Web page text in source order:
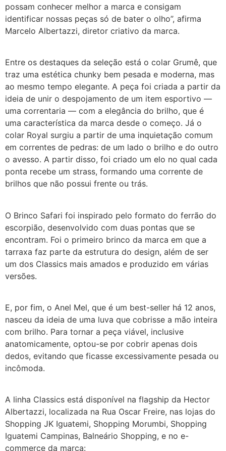
possam conhecer melhor a marca e consigam
identificar nossas peças só de bater o olho”, afirma
Marcelo Albertazzi, diretor criativo da marca.
Entre os destaques da seleção está o colar Grumê, que
traz uma estética chunky bem pesada e moderna, mas
ao mesmo tempo elegante. A peça foi criada a partir da
ideia de unir o despojamento de um item esportivo —
uma correntaria — com a elegância do brilho, que é
uma característica da marca desde o começo. Já o
colar Royal surgiu a partir de uma inquietação comum
em correntes de pedras: de um lado o brilho e do outro
o avesso. A partir disso, foi criado um elo no qual cada
ponta recebe um strass, formando uma corrente de
brilhos que não possui frente ou trás.
O Brinco Safari foi inspirado pelo formato do ferrão do
escorpião, desenvolvido com duas pontas que se
encontram. Foi o primeiro brinco da marca em que a
tarraxa faz parte da estrutura do design, além de ser
um dos Classics mais amados e produzido em várias
versões.
E, por fim, o Anel Mel, que é um best-seller há 12 anos,
nasceu da ideia de uma luva que cobrisse a mão inteira
com brilho. Para tornar a peça viável, inclusive
anatomicamente, optou-se por cobrir apenas dois
dedos, evitando que ficasse excessivamente pesada ou
incômoda.
A linha Classics está disponível na flagship da Hector
Albertazzi, localizada na Rua Oscar Freire, nas lojas do
Shopping JK Iguatemi, Shopping Morumbi, Shopping
Iguatemi Campinas, Balneário Shopping, e no e-
commerce da marca: